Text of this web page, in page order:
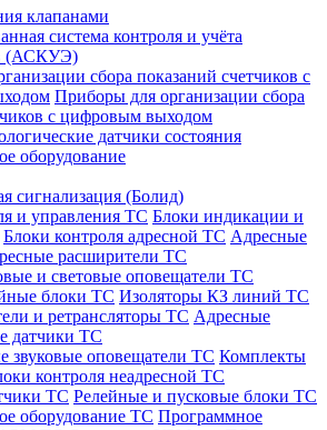
клапанами
система контроля и учёта
(АСКУЭ)
сбора показаний счетчиков с
Приборы для организации сбора
с цифровым выходом
датчики состояния
оборудование
сигнализация (Болид)
и управления ТС Блоки индикации и
Блоки контроля адресной ТС Адресные
расширители ТС
и световые оповещатели ТС
блоки ТС Изоляторы КЗ линий ТС
и ретрансляторы ТС Адресные
датчики ТС
звуковые оповещатели ТС Комплекты
контроля неадресной ТС
ТС Релейные и пусковые блоки ТС
оборудование ТС Программное